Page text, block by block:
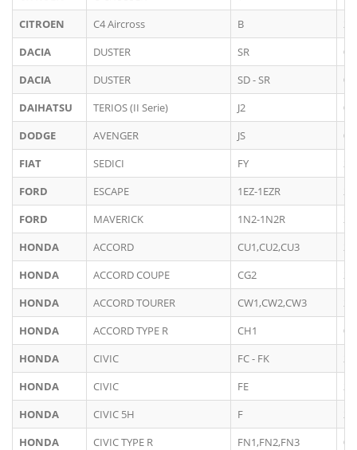
CITROEN
C4 Aircross B
DACIA
DUSTER SR
DACIA
DUSTER SD - SR
DAIHATSU
TERIOS (II Serie) J2
DODGE
AVENGER JS
FIAT
SEDICI FY
FORD
ESCAPE 1EZ-1EZR
FORD
MAVERICK 1N2-1N2R
HONDA
ACCORD CU1,CU2,CU3
HONDA
ACCORD COUPE CG2
HONDA
ACCORD TOURER CW1,CW2,CW3
HONDA
ACCORD TYPE R CH1
HONDA
CIVIC FC - FK
HONDA
CIVIC FE
HONDA
CIVIC 5H F
HONDA
CIVIC TYPE R FN1,FN2,FN3